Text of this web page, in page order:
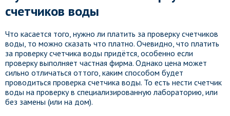
счетчиков воды
Что касается того, нужно ли платить за проверку счетчиков
воды, то можно сказать что платно. Очевидно, что платить
за проверку счетчика воды придётся, особенно если
проверку выполняет частная фирма. Однако цена может
сильно отличаться оттого, каким способом будет
проводиться проверка счетчика воды. То есть нести счетчик
воды на проверку в специализированную лабораторию, или
без замены (или на дом).